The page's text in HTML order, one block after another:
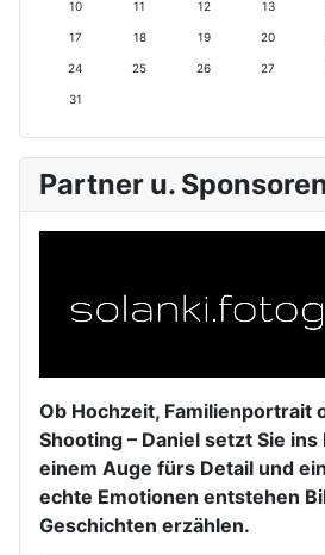
10 11 12 13
17 18 19 20
24 25 26 27
31
Partner u.
Ob Hochzeit, Familienportrait
Shooting – Daniel setzt Sie
einem Auge fürs Detail und
echte Emotionen entstehen
Geschichten erzählen.